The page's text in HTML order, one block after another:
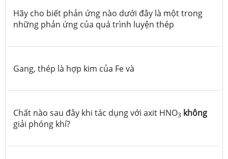
Hãy cho biết phản ứng nào dưới đây là một trong
những phản ứng của quá trình luyện thép
Gang, thép là hợp kim của Fe và
Chất nào sau đây khi tác dụng với axit HNO3 không
giải phóng khí?